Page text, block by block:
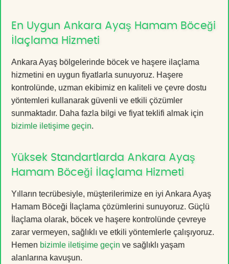
En Uygun Ankara Ayaş Hamam Böceği
İlaçlama Hizmeti
Ankara Ayaş bölgelerinde böcek ve haşere ilaçlama
hizmetini en uygun fiyatlarla sunuyoruz. Haşere
kontrolünde, uzman ekibimiz en kaliteli ve çevre dostu
yöntemleri kullanarak güvenli ve etkili çözümler
sunmaktadır. Daha fazla bilgi ve fiyat teklifi almak için
bizimle iletişime geçin.
Yüksek Standartlarda Ankara Ayaş
Hamam Böceği İlaçlama Hizmeti
Yılların tecrübesiyle, müşterilerimize en iyi Ankara Ayaş
Hamam Böceği İlaçlama çözümlerini sunuyoruz. Güçlü
İlaçlama olarak, böcek ve haşere kontrolünde çevreye
zarar vermeyen, sağlıklı ve etkili yöntemlerle çalışıyoruz.
Hemen bizimle iletişime geçin ve sağlıklı yaşam
alanlarına kavuşun.